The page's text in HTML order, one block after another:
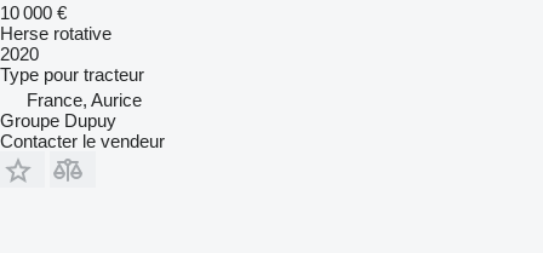
10 000 €
Herse rotative
2020
Type pour tracteur
France, Aurice
Groupe Dupuy
Contacter le vendeur